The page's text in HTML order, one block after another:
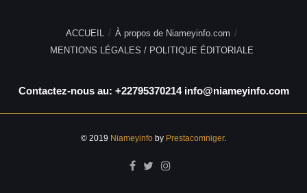
ACCUEIL
À propos de Niameyinfo.com
MENTIONS LÉGALES / POLITIQUE ÉDITORIALE
Contactez-nous au: +22795370214 info@niameyinfo.com
© 2019 Niameyinfo by Prestacomniger.